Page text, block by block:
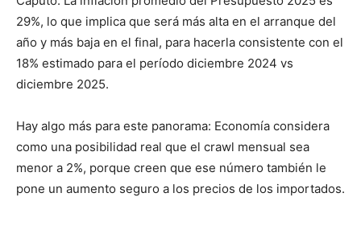
29%, lo que implica que será más alta en el arranque del
año y más baja en el final, para hacerla consistente con el
18% estimado para el período diciembre 2024 vs
diciembre 2025.
Hay algo más para este panorama: Economía considera
como una posibilidad real que el crawl mensual sea
menor a 2%, porque creen que ese número también le
pone un aumento seguro a los precios de los importados.